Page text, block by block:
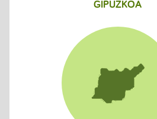
GIPUZKOA